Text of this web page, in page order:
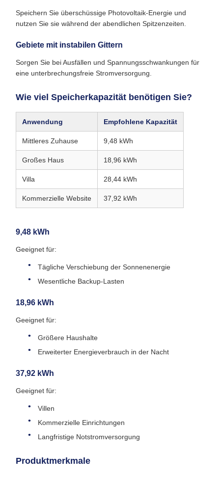
Speichern Sie überschüssige Photovoltaik-Energie und
nutzen Sie sie während der abendlichen Spitzenzeiten.
Gebiete mit instabilen Gittern
Sorgen Sie bei Ausfällen und Spannungsschwankungen für
eine unterbrechungsfreie Stromversorgung.
Wie viel Speicherkapazität benötigen Sie?
Anwendung Empfohlene Kapazität
Mittleres Zuhause 9,48 kWh
Großes Haus 18,96 kWh
Villa 28,44 kWh
Kommerzielle Website 37,92 kWh
9,48 kWh
Geeignet für:
Tägliche Verschiebung der Sonnenenergie
Wesentliche Backup-Lasten
18,96 kWh
Geeignet für:
Größere Haushalte
Erweiterter Energieverbrauch in der Nacht
37,92 kWh
Geeignet für:
Villen
Kommerzielle Einrichtungen
Langfristige Notstromversorgung
Produktmerkmale